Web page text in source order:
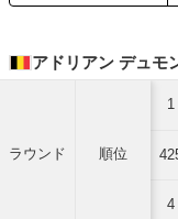
アドリアン デュモ
ラウンド 順位
1
4